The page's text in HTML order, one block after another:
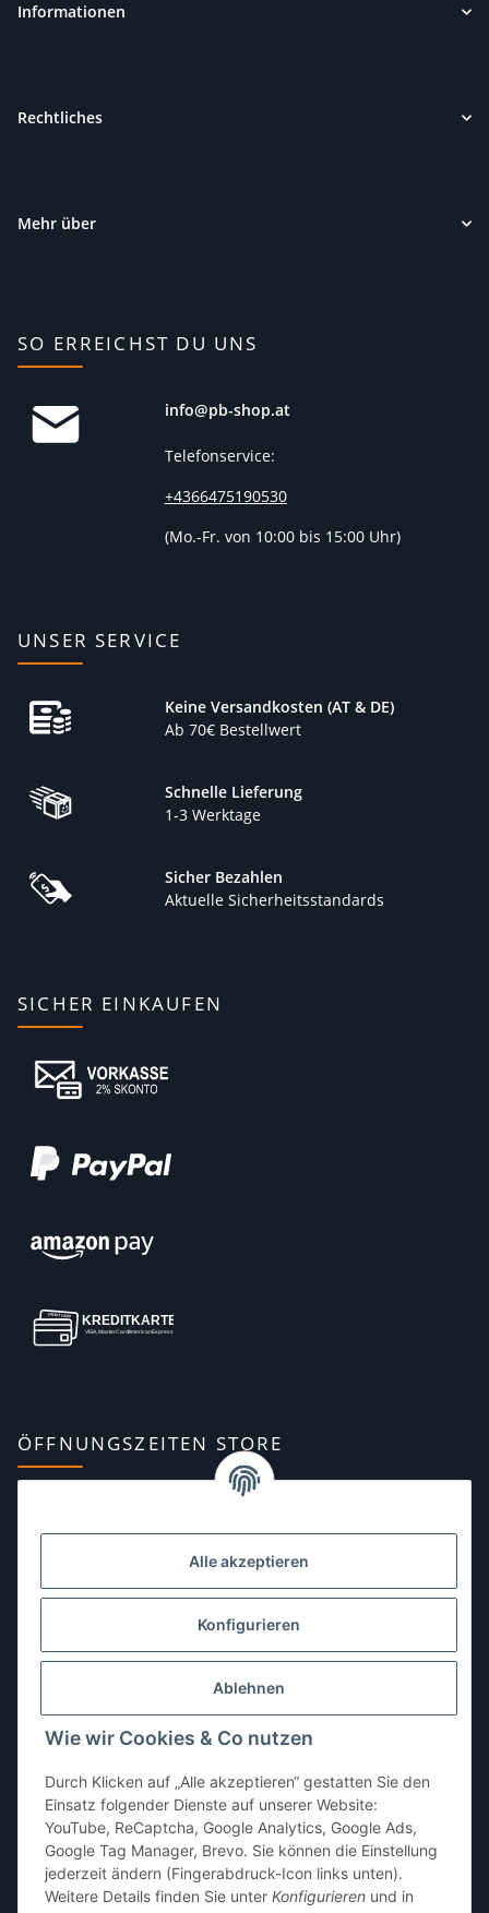
Alle akzeptieren
Konfigurieren
Ablehnen
Wie wir Cookies & Co nutzen
Durch Klicken auf „Alle akzeptieren“ gestatten Sie den
Einsatz folgender Dienste auf unserer Website:
YouTube, ReCaptcha, Google Analytics, Google Ads,
Google Tag Manager, Brevo. Sie können die Einstellung
jederzeit ändern (Fingerabdruck-Icon links unten).
Weitere Details finden Sie unter Konfigurieren und in
Informationen
Rechtliches
Mehr über
SO ERREICHST DU UNS
info@pb-shop.at
Telefonservice:
+4366475190530
(Mo.-Fr. von 10:00 bis 15:00 Uhr)
UNSER SERVICE
Keine Versandkosten (AT & DE)
Ab 70€ Bestellwert
Schnelle Lieferung
1-3 Werktage
Sicher Bezahlen
Aktuelle Sicherheitsstandards
SICHER EINKAUFEN
ÖFFNUNGSZEITEN STORE
10:00–13:00, 14:00–18:00 Uhr
Dienstag:10:00–13:00, 14:00–16:00 Uhr
10:00–13:00 Uhr
Freitag:10:00–13:00, 14:00–18:00 Uhr
Sonntag: geschlossen